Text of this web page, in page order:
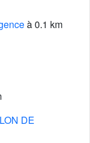
à 0.1 km
DE